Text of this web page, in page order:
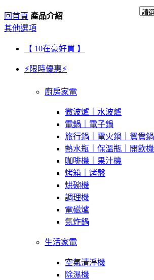
回首頁 產品介紹
其他選項
【 10在豪好買 】
⚡限時優惠⚡
廚房家電
微波爐｜水波爐
電鍋｜電子鍋
旅行鍋｜電火鍋｜鴛鴦鍋
熱水瓶｜保溫瓶｜開飲機
咖啡機｜果汁機
烤箱｜烤盤
烘碗機
調理機
電磁爐
氣炸鍋
生活家電
空氣清淨機
除濕機